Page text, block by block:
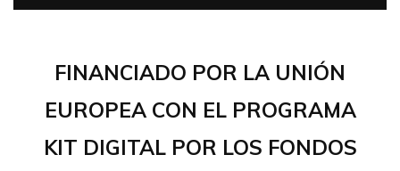
FINANCIADO POR LA UNIÓN
EUROPEA CON EL PROGRAMA
KIT DIGITAL POR LOS FONDOS